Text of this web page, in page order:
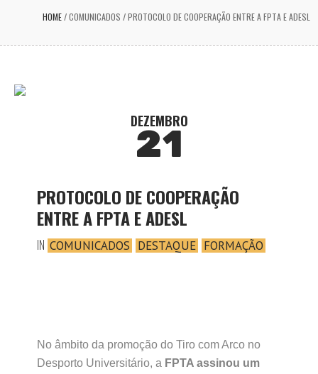
HOME/COMUNICADOS /PROTOCOLO DE COOPERAÇÃO ENTRE A FPTA E ADESL
DEZEMBRO
21
PROTOCOLO DE COOPERAÇÃO
ENTRE A FPTA E ADESL
IN COMUNICADOS DESTAQUE FORMAÇÃO
No âmbito da promoção do Tiro com Arco no
Desporto Universitário, a FPTA assinou um